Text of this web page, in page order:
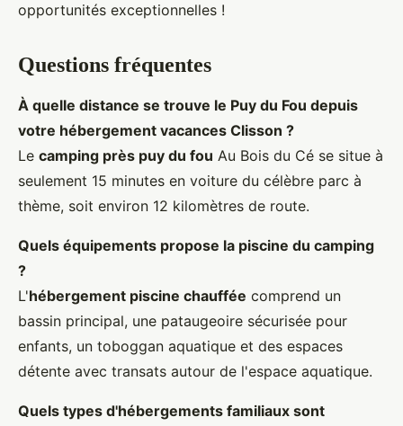
opportunités exceptionnelles !
Questions fréquentes
À quelle distance se trouve le Puy du Fou depuis
votre hébergement vacances Clisson ?
Le camping près puy du fou Au Bois du Cé se situe à
seulement 15 minutes en voiture du célèbre parc à
thème, soit environ 12 kilomètres de route.
Quels équipements propose la piscine du camping
?
L'hébergement piscine chauffée comprend un
bassin principal, une pataugeoire sécurisée pour
enfants, un toboggan aquatique et des espaces
détente avec transats autour de l'espace aquatique.
Quels types d'hébergements familiaux sont